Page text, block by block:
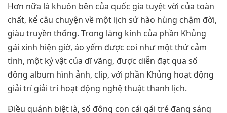
Hơn nữa là khuôn bên của quốc gia tuyệt vời của toàn
chất, kể câu chuyện về một lịch sử hào hùng chậm đời,
giàu truyền thống. Trong lăng kính của phần Khủng
gái xinh hiện giờ, áo yếm được coi như một thứ cảm
tình, một kỷ vật của dĩ vãng, được diễn đạt qua số
đông album hình ảnh, clip, với phần Khủng hoạt động
giải trí giải trí hoạt động nghệ thuật thanh lịch.
Điều quánh biệt là, số đông con cái gái trẻ đang sáng